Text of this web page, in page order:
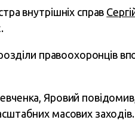
внутрішніх справ
правоохоронців
Яровий
масових заходів.